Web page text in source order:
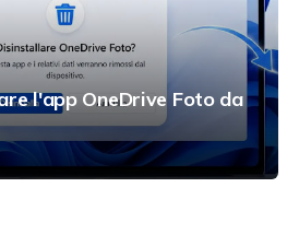
l'app OneDrive Foto da